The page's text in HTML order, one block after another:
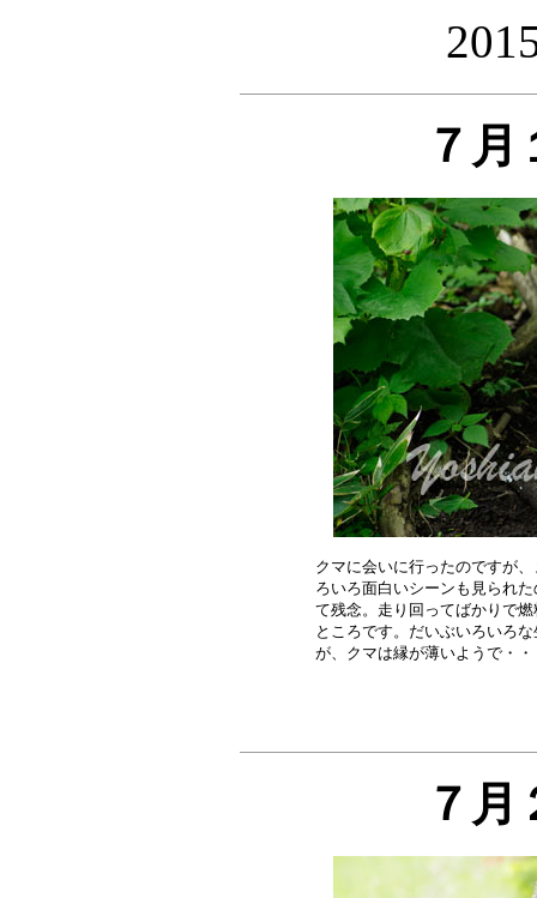
７
クマに会いに行ったのですが
ろいろ面白いシーンも見られ
て残念。走り回ってばかりで
ところです。だいぶいろいろ
７